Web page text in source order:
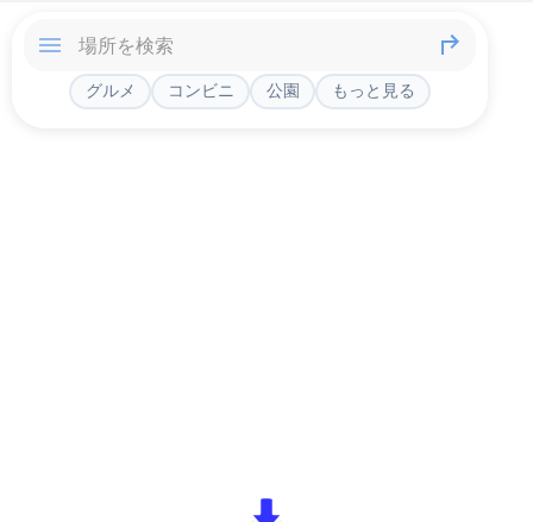
グルメ コンビニ 公園 もっと見る